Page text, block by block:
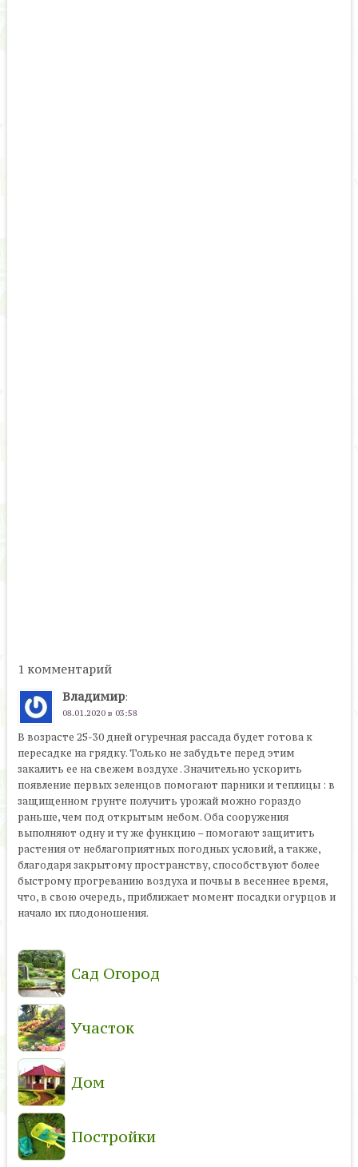
1 комментарий
Владимир:
08.01.2020 в 03:58
В возрасте 25-30 дней огуречная рассада будет готова к
пересадке на грядку. Только не забудьте перед этим
закалить ее на свежем воздухе . Значительно ускорить
появление первых зеленцов помогают парники и теплицы : в
защищенном грунте получить урожай можно гораздо
раньше, чем под открытым небом. Оба сооружения
выполняют одну и ту же функцию – помогают защитить
растения от неблагоприятных погодных условий, а также,
благодаря закрытому пространству, способствуют более
быстрому прогреванию воздуха и почвы в весеннее время,
что, в свою очередь, приближает момент посадки огурцов и
начало их плодоношения.
Сад Огород
Участок
Дом
Постройки